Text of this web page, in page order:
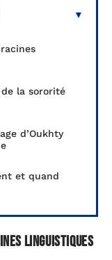
la sororité
d’Oukhty
et quand
linguistiques